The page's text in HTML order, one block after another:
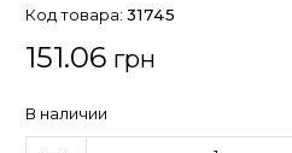
Код товара: 31745
151.06 грн
В наличии